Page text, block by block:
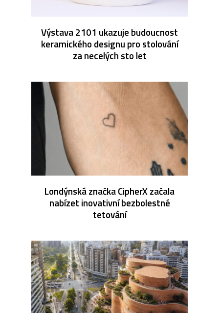
Výstava 2101 ukazuje budoucnost
keramického designu pro stolování
za necelých sto let
Londýnská značka CipherX začala
nabízet inovativní bezbolestné
tetování